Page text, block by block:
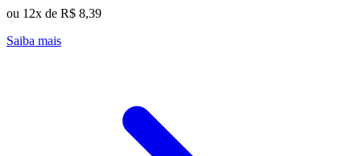
ou 12x de R$ 8,39
Saiba mais